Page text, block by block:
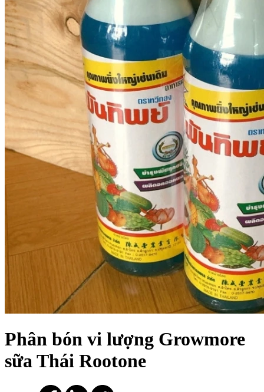
Phân bón vi lượng Growmore
sữa Thái Rootone